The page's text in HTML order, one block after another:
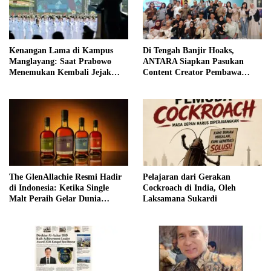
Kenangan Lama di Kampus
Manglayang: Saat Prabowo
Menemukan Kembali Jejak
Di Tengah Banjir Hoaks,
ANTARA Siapkan Pasukan
Content Creator Pembawa
The GlenAllachie Resmi Hadir
di Indonesia: Ketika Single
Malt Peraih Gelar Dunia
Pelajaran dari Gerakan
Cockroach di India, Oleh
Laksamana Sukardi